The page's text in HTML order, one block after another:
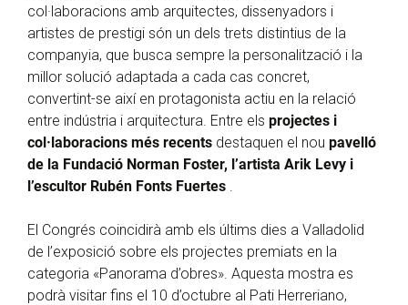
col·laboracions amb arquitectes, dissenyadors i
artistes de prestigi són un dels trets distintius de la
companyia, que busca sempre la personalització i la
millor solució adaptada a cada cas concret,
convertint-se així en protagonista actiu en la relació
entre indústria i arquitectura. Entre els projectes i
col·laboracions més recents destaquen el nou pavelló
de la Fundació Norman Foster, l’artista Arik Levy i
l’escultor Rubén Fonts Fuertes
El Congrés coincidirà amb els últims dies a Valladolid
de l’exposició sobre els projectes premiats en la
categoria «Panorama d’obres». Aquesta mostra es
podrà visitar fins el 10 d’octubre al Pati Herreriano,